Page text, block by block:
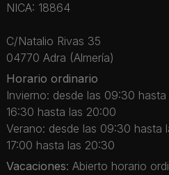
NICA: 18864
C/Natalio Rivas 35
04770 Adra (Almería)
Horario ordinario
Invierno: desde las 09:30
16:30 hasta las 20:00
Verano: desde las 09:30 hasta
17:00 hasta las 20:30
Vacaciones: Abierto horario